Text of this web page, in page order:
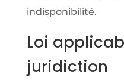
indisponibilité.
Loi
juridiction